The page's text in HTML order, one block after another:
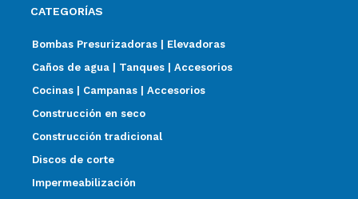
CATEGORÍAS
Bombas Presurizadoras | Elevadoras
Caños de agua | Tanques | Accesorios
Cocinas | Campanas | Accesorios
Construcción en seco
Construcción tradicional
Discos de corte
Impermeabilización